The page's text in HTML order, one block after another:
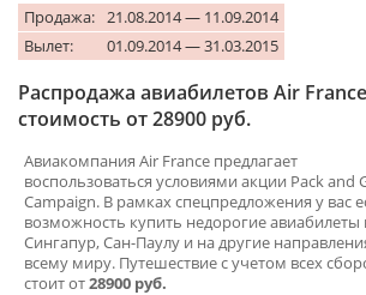
Продажа: 21.08.2014 — 11.09.2014
Вылет:
01.09.2014 — 31.03.2015
Распродажа авиабилетов Air
стоимость от 28900 руб.
Авиакомпания Air France предлагает
воспользоваться условиями акции Pack and
Campaign. В рамках спецпредложения у вас
возможность купить недорогие авиабилеты
Сингапур, Сан-Паулу и на другие
всему миру. Путешествие с учетом всех
стоит от28900 руб.